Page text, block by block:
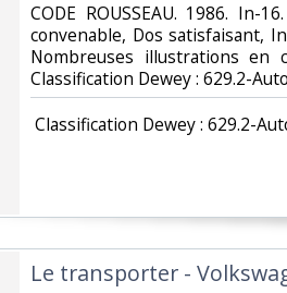
‎CODE ROUSSEAU. 1986. In-
convenable, Dos satisfaisant,
Nombreuses illustrations en
Classification Dewey : 629.2-
Classification Dewey : 629.2-
‎Le transporter -